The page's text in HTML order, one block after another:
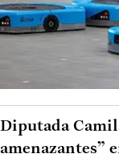
Diputada
amenazantes”